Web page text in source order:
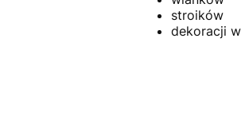
stroików
dekoracji w